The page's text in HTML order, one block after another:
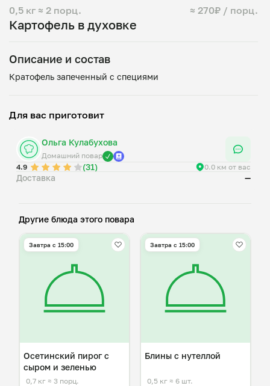
Картофель в духовке
0,5 кг ≈ 2 порц. ≈ 270₽ / порц.
Описание и состав
Для вас приготовит
Ольга Кулабухова
Домашний повар
4.9
(31) 0.0 км от вас
Доставка —
Другие блюда этого повара
Завтра c 15:00
Осетинский пирог с
сыром и зеленью
0,7 кг ≈ 3 порц.
Завтра c 15:00
Блины с нутеллой
0,5 кг ≈ 6 шт.